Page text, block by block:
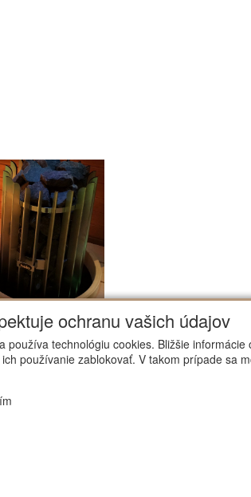
ochranu vašich údajov
používa technológiu cookies. Bližšie
používanie zablokovať. V takom prípade sa